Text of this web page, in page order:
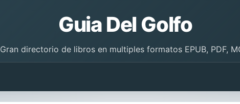
Guia Del Golfo
Gran directorio de libros en multiples formatos EPUB, PDF,